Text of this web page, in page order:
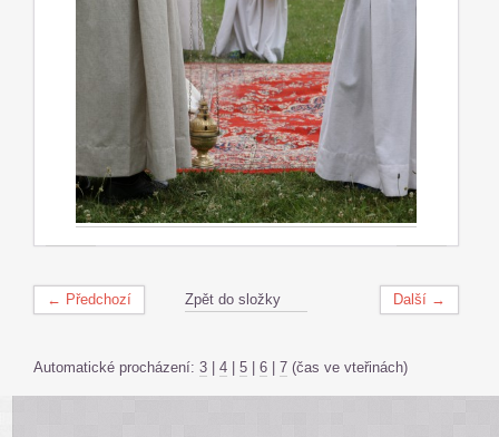
← Předchozí Další →
Zpět do složky
Automatické procházení: 3 | 4 | 5 | 6 | 7 (čas ve vteřinách)